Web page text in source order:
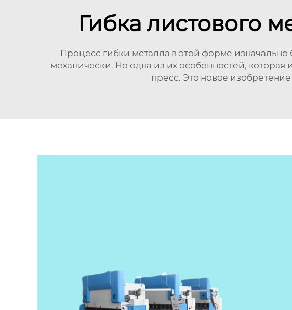
Гибка листового
Процесс гибки металла в этой форме
механически. Но одна из их особенностей,
пресс. Это новое